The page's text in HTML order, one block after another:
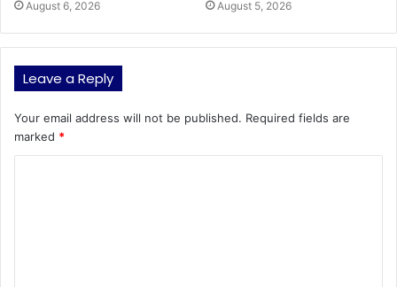
August 6, 2026 August 5, 2026
Leave a Reply
Your email address will not be published. Required fields are
marked *